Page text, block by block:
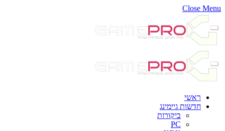
Close Menu
ראשי
חדשות גיימינג
ביקורות
PC